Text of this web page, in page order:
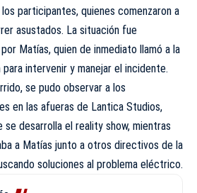
participantes, quienes comenzaron a
asustados. La situación fue
Matías, quien de inmediato llamó a la
intervenir y manejar el incidente.
se pudo observar a los
en las afueras de Lantica Studios,
se desarrolla el reality show, mientras
a Matías junto a otros directivos de la
soluciones al problema eléctrico.